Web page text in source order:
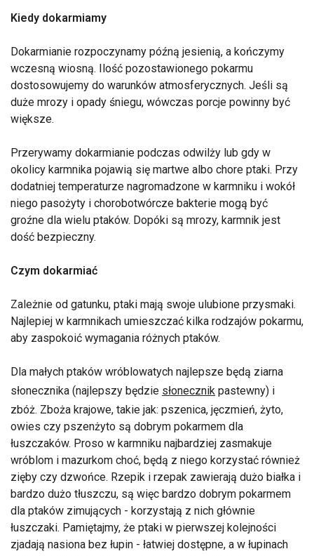
Kiedy dokarmiamy
Dokarmianie rozpoczynamy późną jesienią, a kończymy
wczesną wiosną. Ilość pozostawionego pokarmu
dostosowujemy do warunków atmosferycznych. Jeśli są
duże mrozy i opady śniegu, wówczas porcje powinny być
większe.
Przerywamy dokarmianie podczas odwilży lub gdy w
okolicy karmnika pojawią się martwe albo chore ptaki. Przy
dodatniej temperaturze nagromadzone w karmniku i wokół
niego pasożyty i chorobotwórcze bakterie mogą być
groźne dla wielu ptaków. Dopóki są mrozy, karmnik jest
dość bezpieczny.
Czym dokarmiać
Zależnie od gatunku, ptaki mają swoje ulubione przysmaki.
Najlepiej w karmnikach umieszczać kilka rodzajów pokarmu,
aby zaspokoić wymagania różnych ptaków.
Dla małych ptaków wróblowatych najlepsze będą ziarna
słonecznika (najlepszy będzie słonecznik pastewny) i
zbóż. Zboża krajowe, takie jak: pszenica, jęczmień, żyto,
owies czy pszenżyto są dobrym pokarmem dla
łuszczaków. Proso w karmniku najbardziej zasmakuje
wróblom i mazurkom choć, będą z niego korzystać również
zięby czy dzwońce. Rzepik i rzepak zawierają dużo białka i
bardzo dużo tłuszczu, są więc bardzo dobrym pokarmem
dla ptaków zimujących - korzystają z nich głównie
łuszczaki. Pamiętajmy, że ptaki w pierwszej kolejności
zjadają nasiona bez łupin - łatwiej dostępne, a w łupinach